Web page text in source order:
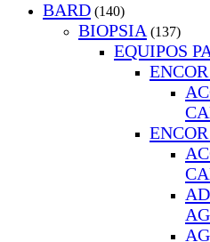
BARD (140)
BIOPSIA (137)
EQUIPOS